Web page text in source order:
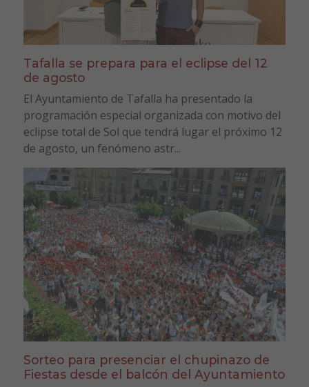
Tafalla se prepara para el eclipse del 12
de agosto
El Ayuntamiento de Tafalla ha presentado la
programación especial organizada con motivo del
eclipse total de Sol que tendrá lugar el próximo 12
de agosto, un fenómeno astr...
Sorteo para presenciar el chupinazo de
Fiestas desde el balcón del Ayuntamiento